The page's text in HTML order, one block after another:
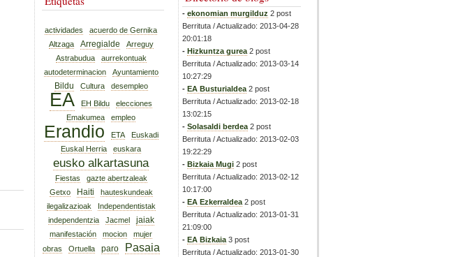
actividades
acuerdo de Gernika
Altzaga
Arregialde
Arreguy
Astrabudua
aurrekontuak
autodeterminacion
Ayuntamiento
Bildu Cultura desempleo
EA EH Bildu
elecciones
Emakumea
empleo
Erandio ETA
Euskadi
Euskal Herria
euskara
eusko alkartasuna
Fiestas
gazte abertzaleak
Getxo
Haiti
hauteskundeak
ilegalizazioak
Independentistak
independentzia
Jacmel jaiak
manifestación mocion
mujer
obras
Ortuella paro Pasaia
- ekonomian murgilduz 2 post
Berrituta / Actualizado: 2013-04-28
20:01:18
- Hizkuntza gurea 2 post
Berrituta / Actualizado: 2013-03-14
10:27:29
- EA Busturialdea 2 post
Berrituta / Actualizado: 2013-02-18
13:02:15
- Solasaldi berdea 2 post
Berrituta / Actualizado: 2013-02-03
19:22:29
- Bizkaia Mugi 2 post
Berrituta / Actualizado: 2013-02-12
10:17:00
- EA Ezkerraldea 2 post
Berrituta / Actualizado: 2013-01-31
21:09:00
- EA Bizkaia 3 post
Berrituta / Actualizado: 2013-01-30